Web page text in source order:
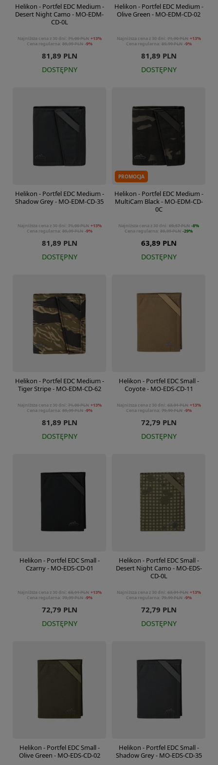
Helikon - Portfel EDC Medium -
Desert Night Camo - MO-EDM-
CD-0L
81,89 PLN
Najniższa cena z 30 dni: 71,90 PLN +13%
Cena regularna: 89,99 PLN -9%
DOSTĘPNY
Helikon - Portfel EDC Medium -
Olive Green - MO-EDM-CD-02
81,89 PLN
Najniższa cena z 30 dni: 71,90 PLN +13%
Cena regularna: 89,99 PLN -9%
DOSTĘPNY
Helikon - Portfel EDC Medium -
Shadow Grey - MO-EDM-CD-35
81,89 PLN
Najniższa cena z 30 dni: 71,90 PLN +13%
Cena regularna: 89,99 PLN -9%
DOSTĘPNY
PROMOCJA
Helikon - Portfel EDC Medium -
MultiCam Black - MO-EDM-CD-
0C
63,89 PLN
Najniższa cena z 30 dni: 69,57 PLN -8%
Cena regularna: 89,99 PLN -29%
DOSTĘPNY
Helikon - Portfel EDC Medium -
Tiger Stripe - MO-EDM-CD-62
81,89 PLN
Najniższa cena z 30 dni: 71,90 PLN +13%
Cena regularna: 89,99 PLN -9%
DOSTĘPNY
Helikon - Portfel EDC Small -
Coyote - MO-EDS-CD-11
72,79 PLN
Najniższa cena z 30 dni: 63,91 PLN +13%
Cena regularna: 79,99 PLN -9%
DOSTĘPNY
Helikon - Portfel EDC Small -
Czarny - MO-EDS-CD-01
72,79 PLN
Najniższa cena z 30 dni: 63,91 PLN +13%
Cena regularna: 79,99 PLN -9%
DOSTĘPNY
Helikon - Portfel EDC Small -
Desert Night Camo - MO-EDS-
CD-0L
72,79 PLN
Najniższa cena z 30 dni: 63,91 PLN +13%
Cena regularna: 79,99 PLN -9%
DOSTĘPNY
Helikon - Portfel EDC Small -
Olive Green - MO-EDS-CD-02
Helikon - Portfel EDC Small -
Shadow Grey - MO-EDS-CD-35